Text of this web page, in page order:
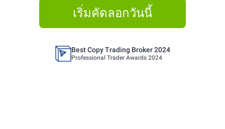
เริ่มคัดลอกวันนี้
Best Copy Trading Broker 2024
Best Copy Trading Platform
Global Brands Magazine Awards 2023